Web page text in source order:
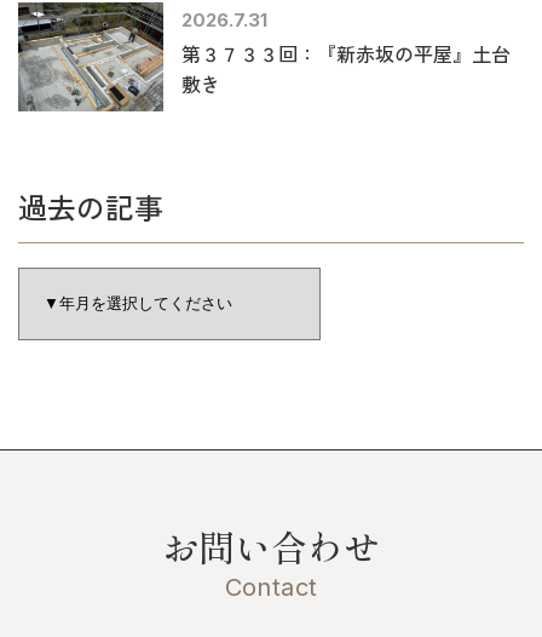
2026.7.31
第３７３３回：『新赤坂の平屋』土台
敷き
過去の記事
お問い合わせ
Contact